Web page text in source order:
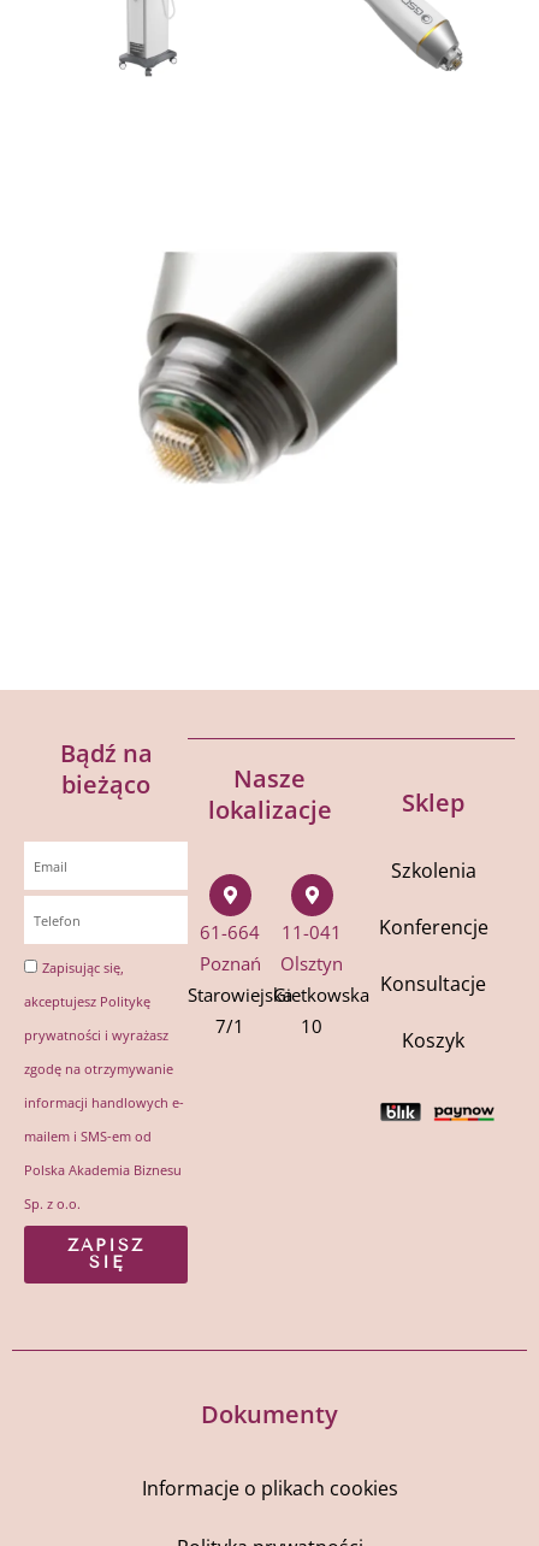
Bądź na
bieżąco
Zapisując się,
akceptujesz Politykę
prywatności i wyrażasz
zgodę na otrzymywanie
informacji handlowych e-
mailem i SMS-em od
Polska Akademia Biznesu
Sp. z o.o.
ZAPISZ
SIĘ
Nasze
lokalizacje
61-664
Poznań
Starowiejska
7/1
11-041
Olsztyn
Gietkowska
10
Sklep
Szkolenia
Konferencje
Konsultacje
Koszyk
Dokumenty
Informacje o plikach cookies